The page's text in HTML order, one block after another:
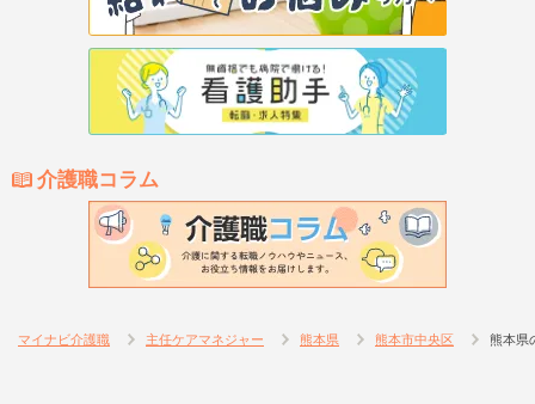
介護職コラム
マイナビ介護職 主任ケアマネジャー 熊本県 熊本市中央区 熊本県